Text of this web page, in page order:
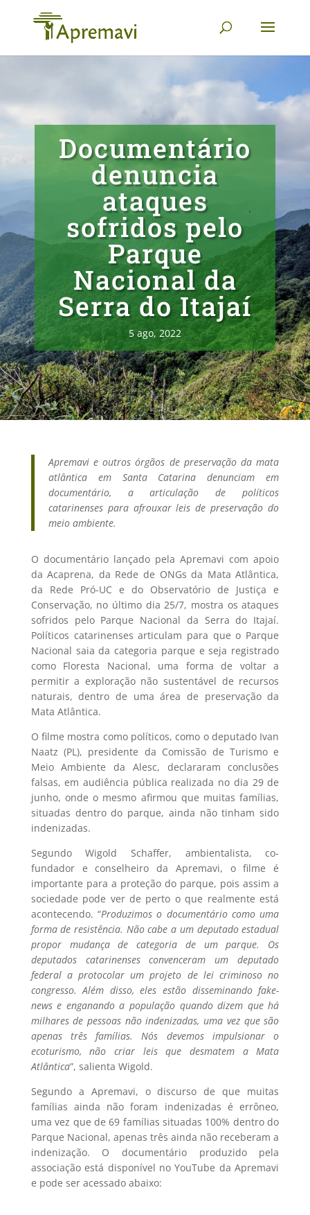
Documentário
denuncia
ataques
sofridos pelo
Parque
Nacional da
Serra do Itajaí
5 ago, 2022
Apremavi e outros órgãos de preservação da mata
atlântica em Santa Catarina denunciam em
documentário, a articulação de políticos
catarinenses para afrouxar leis de preservação do
meio ambiente.
O documentário lançado pela Apremavi com apoio
da Acaprena, da Rede de ONGs da Mata Atlântica,
da Rede Pró-UC e do Observatório de Justiça e
Conservação, no último dia 25/7, mostra os ataques
sofridos pelo Parque Nacional da Serra do Itajaí.
Políticos catarinenses articulam para que o Parque
Nacional saia da categoria parque e seja registrado
como Floresta Nacional, uma forma de voltar a
permitir a exploração não sustentável de recursos
naturais, dentro de uma área de preservação da
Mata Atlântica.
O filme mostra como políticos, como o deputado Ivan
Naatz (PL), presidente da Comissão de Turismo e
Meio Ambiente da Alesc, declararam conclusões
falsas, em audiência pública realizada no dia 29 de
junho, onde o mesmo afirmou que muitas famílias,
situadas dentro do parque, ainda não tinham sido
indenizadas.
Segundo Wigold Schaffer, ambientalista, co-
fundador e conselheiro da Apremavi, o filme é
importante para a proteção do parque, pois assim a
sociedade pode ver de perto o que realmente está
acontecendo. “Produzimos o documentário como uma
forma de resistência. Não cabe a um deputado estadual
propor mudança de categoria de um parque. Os
deputados catarinenses convenceram um deputado
federal a protocolar um projeto de lei criminoso no
congresso. Além disso, eles estão disseminando fake-
news e enganando a população quando dizem que há
milhares de pessoas não indenizadas, uma vez que são
apenas três famílias. Nós devemos impulsionar o
ecoturismo, não criar leis que desmatem a Mata
Atlântica”, salienta Wigold.
Segundo a Apremavi, o discurso de que muitas
famílias ainda não foram indenizadas é errôneo,
uma vez que de 69 famílias situadas 100% dentro do
Parque Nacional, apenas três ainda não receberam a
indenização. O documentário produzido pela
associação está disponível no YouTube da Apremavi
e pode ser acessado abaixo: